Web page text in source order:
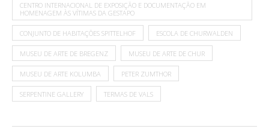
CENTRO INTERNACIONAL DE EXPOSIÇÃO E DOCUMENTAÇÃO EM
HOMENAGEM ÀS VÍTIMAS DA GESTAPO
CONJUNTO DE HABITAÇÕES SPITTELHOF ESCOLA DE CHURWALDEN
MUSEU DE ARTE DE BREGENZ MUSEU DE ARTE DE CHUR
MUSEU DE ARTE KOLUMBA PETER ZUMTHOR
SERPENTINE GALLERY TERMAS DE VALS